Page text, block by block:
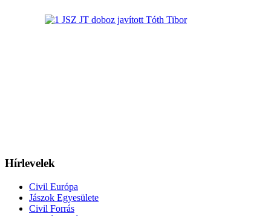
Hírlevelek
Civil Európa
Jászok Egyesülete
Civil Forrás